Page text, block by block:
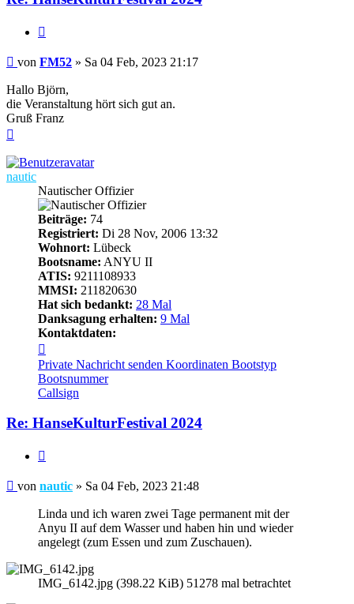
Beitrag
von FM52 » Sa 04 Feb, 2023 21:17
Hallo Björn,
die Veranstaltung hört sich gut an.
Gruß Franz
nautic
Nautischer Offizier
Beiträge: 74
Registriert: Di 28 Nov, 2006 13:32
Wohnort: Lübeck
Bootsname: ANYU II
ATIS: 9211108933
MMSI: 211820630
Hat sich bedankt: 28 Mal
Danksagung erhalten: 9 Mal
Kontaktdaten:
von
nautic
Private Nachricht senden Koordinaten Bootstyp
Bootsnummer
Callsign
Re: HanseKulturFestival 2024
Beitrag
von nautic » Sa 04 Feb, 2023 21:48
Linda und ich waren zwei Tage permanent mit der
Anyu II auf dem Wasser und haben hin und wieder
angelegt (zum Essen und zum Zuschauen).
IMG_6142.jpg (398.22 KiB) 51278 mal betrachtet